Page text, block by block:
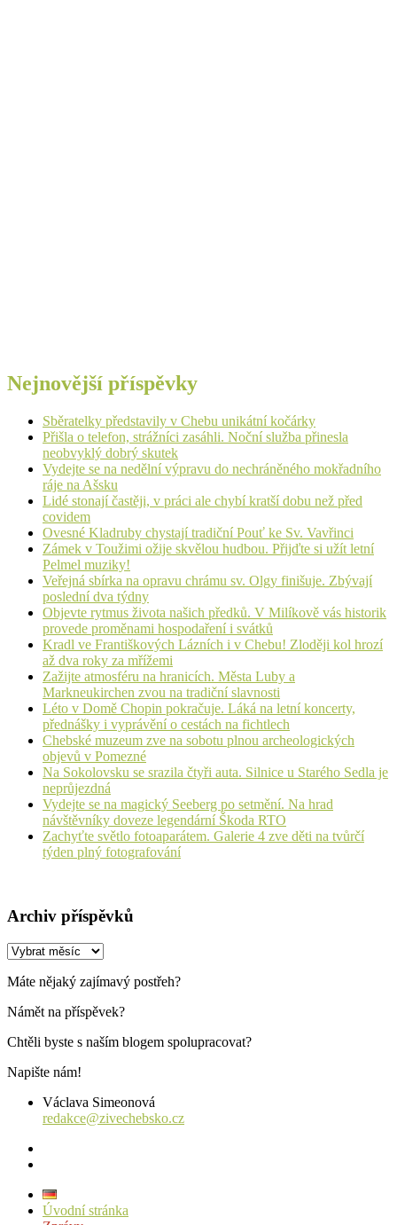
Nejnovější příspěvky
Sběratelky představily v Chebu unikátní kočárky
Přišla o telefon, strážníci zasáhli. Noční služba přinesla
neobvyklý dobrý skutek
Vydejte se na nedělní výpravu do nechráněného mokřadního
ráje na Ašsku
Lidé stonají častěji, v práci ale chybí kratší dobu než před
covidem
Ovesné Kladruby chystají tradiční Pouť ke Sv. Vavřinci
Zámek v Toužimi ožije skvělou hudbou. Přijďte si užít letní
Pelmel muziky!
Veřejná sbírka na opravu chrámu sv. Olgy finišuje. Zbývají
poslední dva týdny
Objevte rytmus života našich předků. V Milíkově vás historik
provede proměnami hospodaření i svátků
Kradl ve Františkových Lázních i v Chebu! Zloději kol hrozí
až dva roky za mřížemi
Zažijte atmosféru na hranicích. Města Luby a
Markneukirchen zvou na tradiční slavnosti
Léto v Domě Chopin pokračuje. Láká na letní koncerty,
přednášky i vyprávění o cestách na fichtlech
Chebské muzeum zve na sobotu plnou archeologických
objevů v Pomezné
Na Sokolovsku se srazila čtyři auta. Silnice u Starého Sedla je
neprůjezdná
Vydejte se na magický Seeberg po setmění. Na hrad
návštěvníky doveze legendární Škoda RTO
Zachyťte světlo fotoaparátem. Galerie 4 zve děti na tvůrčí
týden plný fotografování
Archiv příspěvků
Archiv
Máte nějaký zajímavý postřeh?
Námět na příspěvek?
Chtěli byste s naším blogem spolupracovat?
Napište nám!
Václava Simeonová
redakce@zivechebsko.cz
Úvodní stránka